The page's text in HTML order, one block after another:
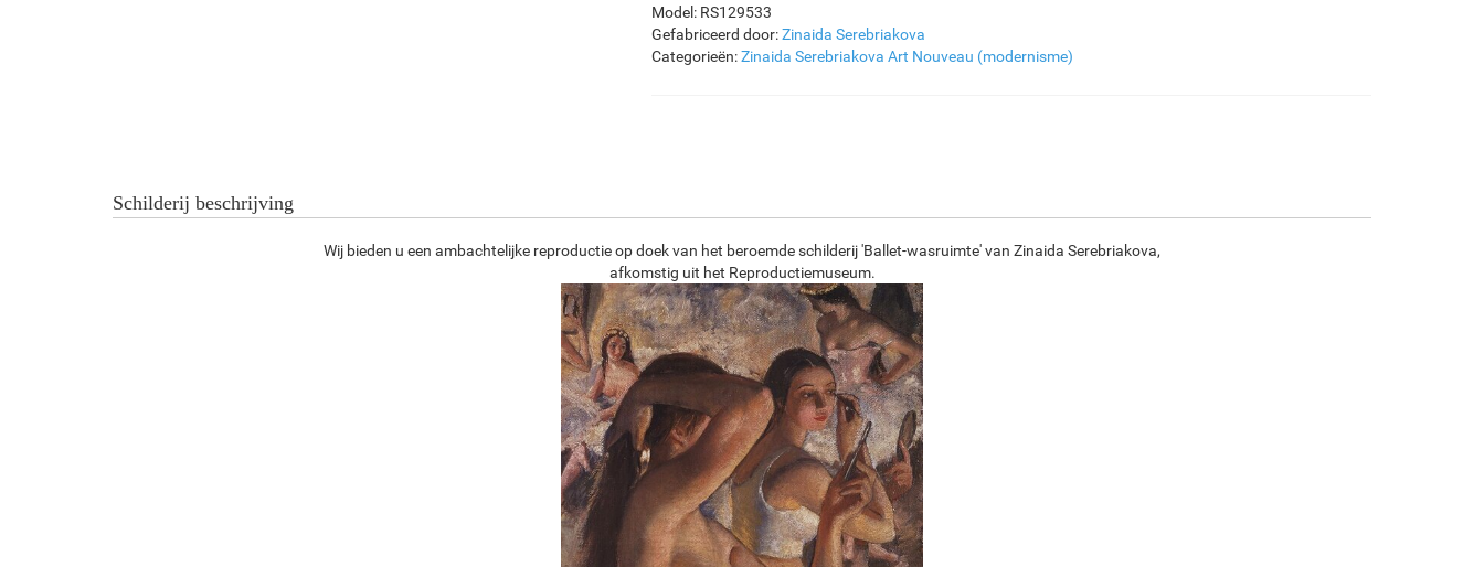
€117.59
F2833-204
Model: RS129533
Gefabriceerd door:Zinaida Serebriakova
Categorieën:Zinaida Serebriakova Art Nouveau (modernisme)
Schilderij beschrijving
Wij bieden u een ambachtelijke reproductie op doek van het beroemde schilderij 'Ballet-wasruimte' van Zinaida Serebriakova,
afkomstig uit het Reproductiemuseum.